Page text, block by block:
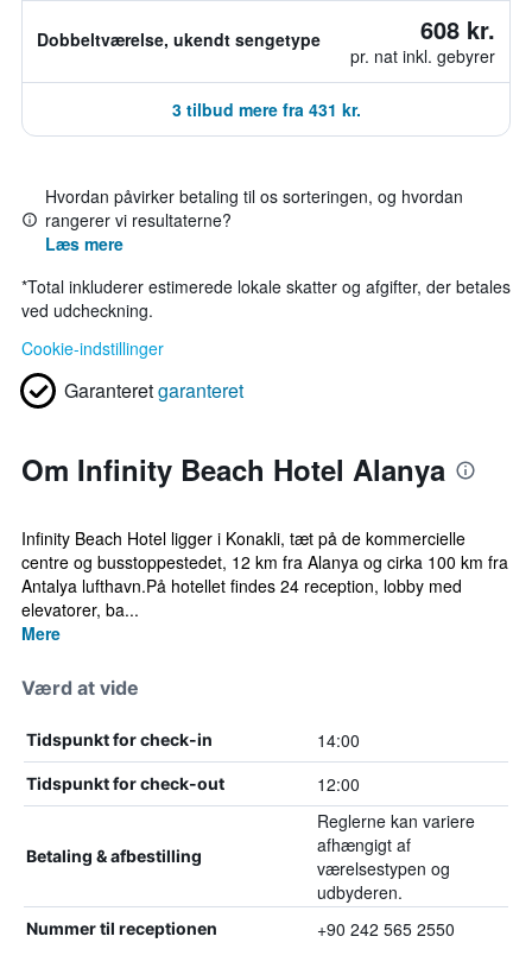
Dobbeltværelse, ukendt sengetype 608 kr.
pr. nat inkl. gebyrer
3 tilbud mere fra 431 kr.
Hvordan påvirker betaling til os sorteringen, og hvordan
rangerer vi resultaterne?
Læs mere
*Total inkluderer estimerede lokale skatter og afgifter, der betales
ved udcheckning.
Cookie-indstillinger
Garanteretgaranteret
Om Infinity Beach Hotel Alanya
Infinity Beach Hotel ligger i Konakli, tæt på de kommercielle
centre og busstoppestedet, 12 km fra Alanya og cirka 100 km fra
Antalya lufthavn.På hotellet findes 24 reception, lobby med
elevatorer, ba...
Mere
Værd at vide
Tidspunkt for check-in 14:00
Tidspunkt for check-out 12:00
Betaling & afbestilling
Reglerne kan variere
afhængigt af
værelsestypen og
udbyderen.
Nummer til receptionen +90 242 565 2550